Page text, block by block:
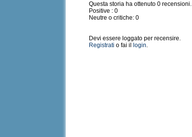
Questa storia ha ottenuto 0 recensioni.
Positive : 0
Neutre o critiche: 0
Devi essere loggato per recensire.
Registrati o fai il login.